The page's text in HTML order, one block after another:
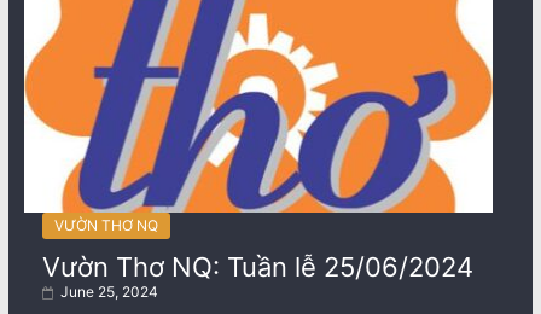
VƯỜN THƠ NQ
Vườn Thơ NQ: Tuần lễ 25/06/2024
June 25, 2024